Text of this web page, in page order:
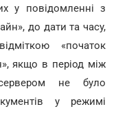
у повідомленні з
до дати та часу,
«початок
якщо в період між
не було
у режимі